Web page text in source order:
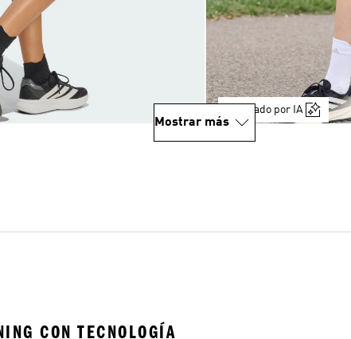
Generado por IA
Mostrar más
CON TECNOLOGÍA